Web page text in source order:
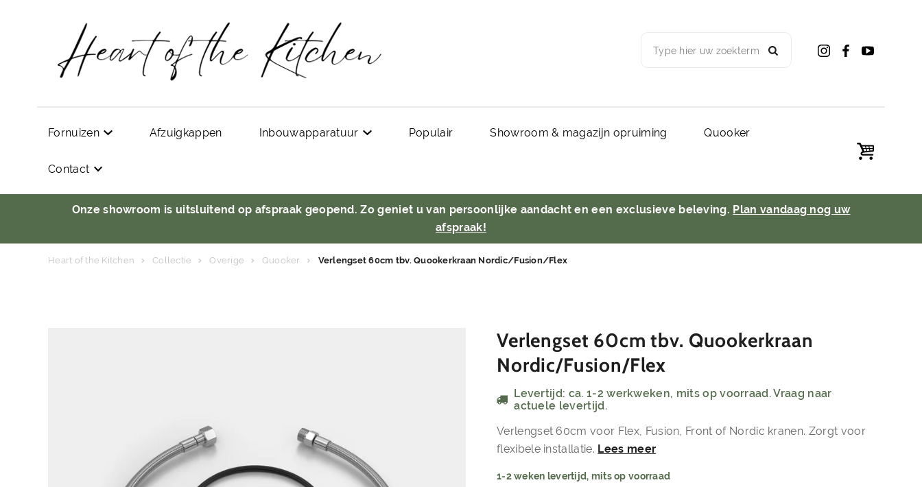
Type hier uw zoekterm
Fornuizen Afzuigkappen Inbouwapparatuur Populair Showroom & magazijn opruiming Quooker
Contact
Onze showroom is uitsluitend op afspraak geopend. Zo geniet u van persoonlijke aandacht en een exclusieve beleving. Plan vandaag nog uw
afspraak!
Heart of the Kitchen Collectie Overige Quooker Verlengset 60cm tbv. Quookerkraan Nordic/Fusion/Flex
Verlengset 60cm tbv. Quookerkraan
Nordic/Fusion/Flex
Levertijd: ca. 1-2 werkweken, mits op voorraad. Vraag naar
actuele levertijd.
Verlengset 60cm voor Flex, Fusion, Front of Nordic kranen. Zorgt voor
flexibele installatie. Lees meer
1-2 weken levertijd, mits op voorraad